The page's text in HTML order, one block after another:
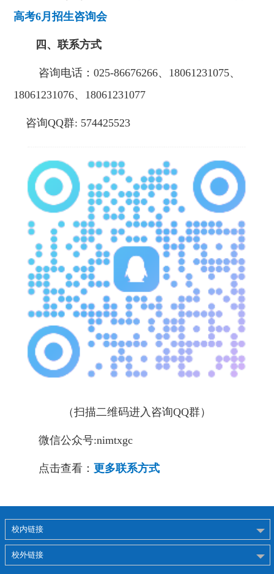
高考6月招生咨询会
四、联系方式
咨询电话：025-86676266、18061231075、
18061231076、18061231077
咨询QQ群: 574425523
（扫描二维码进入咨询QQ群）
微信公众号:nimtxgc
点击查看： 更多联系方式
校内链接
校外链接